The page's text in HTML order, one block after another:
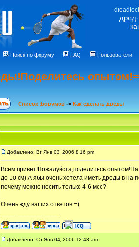
Поиск по форуму FAQ Пользователи
Список форумов -> Как сделать дреды
Добавлено: Вт Янв 03, 2006 8:16 pm
Всем привет!Пожалуйста,поделитесь опытом!На
до 10 см).А ябы очень хотела иметь дреды в на
почему можно носить только 4-6 мес?
Очень жду ваших ответов.=)
Добавлено: Ср Янв 04, 2006 12:43 am